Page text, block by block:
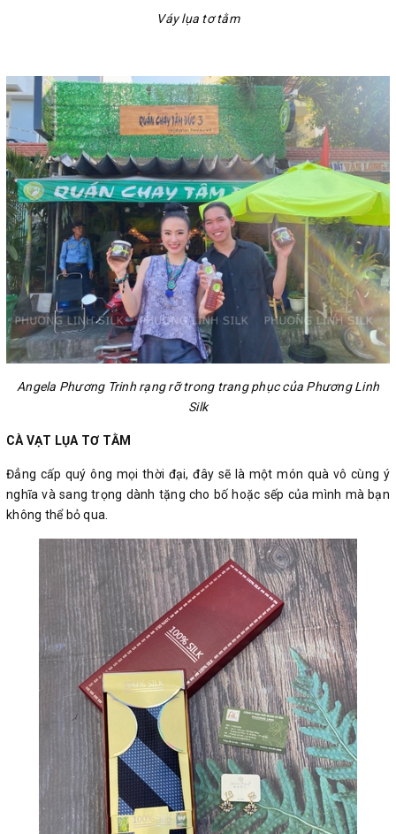
Váy lụa tơ tằm
Angela Phương Trinh rạng rỡ trong trang phục của Phương Linh
Silk
CÀ VẠT LỤA TƠ TẰM
Đẳng cấp quý ông mọi thời đại, đây sẽ là một món quà vô cùng ý
nghĩa và sang trọng dành tặng cho bố hoặc sếp của mình mà bạn
không thể bỏ qua.